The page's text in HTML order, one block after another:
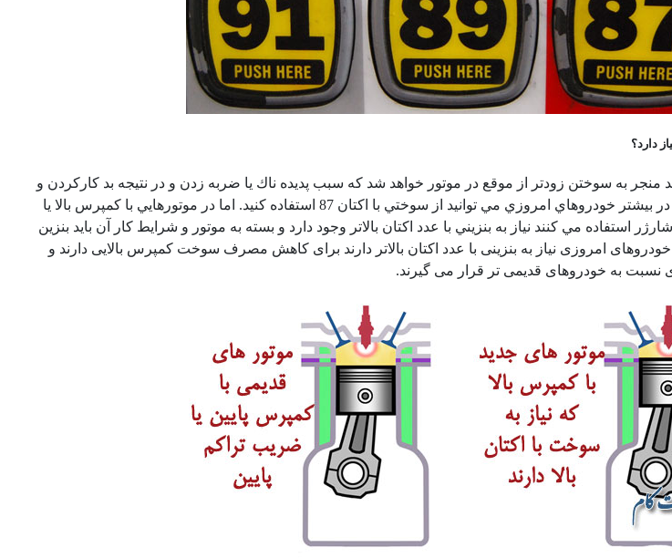
دارد؟
منجر به سوختن زودتر از موقع در موتور خواهد شد كه سبب پديده ناك يا ضربه زدن و در نتيجه بد كاركردن و
فرسودگي زودتر از موعد خواهد شد. در بيشتر خودروهاي امروزي مي توانيد از سوختي با اكتان 87 استفاده كنيد. اما در موتورهايي با كمپرس بالا يا
استفاده مي كنند نياز به بنزيني با عدد اكتان بالاتر وجود دارد و بسته به موتور و شرايط كار آن بايد بنزين
شود. موتور خودروهای امروزی نیاز به بنزینی با عدد اکتان بالاتر دارند برای کاهش مصرف سوخت کمپرس بالایی دارند و
نسبت به خودروهای قدیمی تر قرار می گیرند.